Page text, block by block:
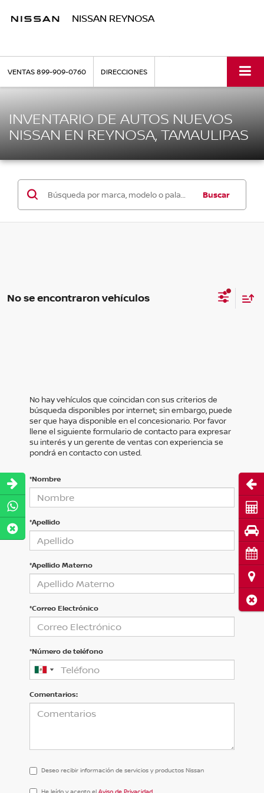
NISSAN REYNOSA
VENTAS899-909-0760 DIRECCIONES
INVENTARIO DE AUTOS NUEVOS
NISSAN EN REYNOSA, TAMAULIPAS
Buscar
No se encontraron vehículos
No hay vehículos que coincidan con sus criterios de
búsqueda disponibles por internet; sin embargo, puede
ser que haya disponible en el concesionario. Por favor
llene el siguiente formulario de contacto para expresar
su interés y un gerente de ventas con experiencia se
pondrá en contacto con usted.
*Nombre
*Apellido
*Apellido Materno
*Correo Electrónico
*Número de teléfono
Comentarios:
Deseo recibir información de servicios y productos Nissan
He
He leído y acepto el Aviso de Privacidad